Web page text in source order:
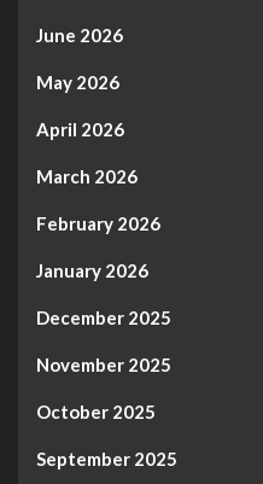
June 2026
May 2026
April 2026
March 2026
February 2026
January 2026
December 2025
November 2025
October 2025
September 2025